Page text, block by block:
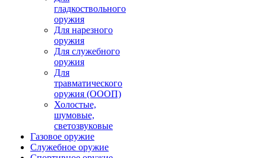
гладкоствольного
оружия
Для нарезного
оружия
Для служебного
оружия
Для
травматического
оружия (ОООП)
Холостые,
шумовые,
светозвуковые
Газовое оружие
Служебное оружие